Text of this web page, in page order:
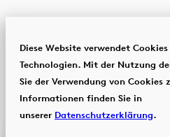
Diese Website verwendet
Technologien. Mit der Nutzung
Sie der Verwendung von Cookies
Informationen finden Sie in
unserer Datenschutzerklärung.